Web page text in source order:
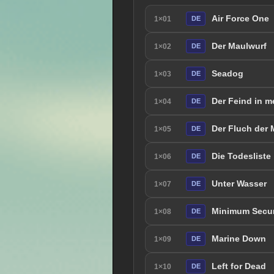
1×01 DE Air Force One
1×02 DE Der Maulwurf
1×03 DE Seadog
1×04 DE Der Feind in
1×05 DE Der Fluch der
1×06 DE Die Todesliste
1×07 DE Unter Wasser
1×08 DE Minimum
1×09 DE Marine Down
1×10 DE Left for Dead